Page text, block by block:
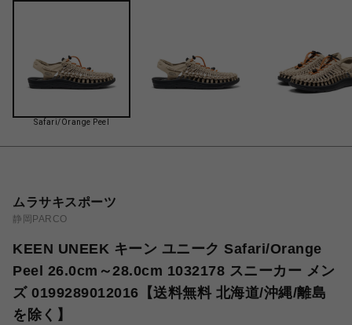
Safari/Orange Peel
ムラサキスポーツ
静岡PARCO
KEEN UNEEK キーン ユニーク Safari/Orange
Peel 26.0cm～28.0cm 1032178 スニーカー メン
ズ 0199289012016【送料無料 北海道/沖縄/離島
を除く】